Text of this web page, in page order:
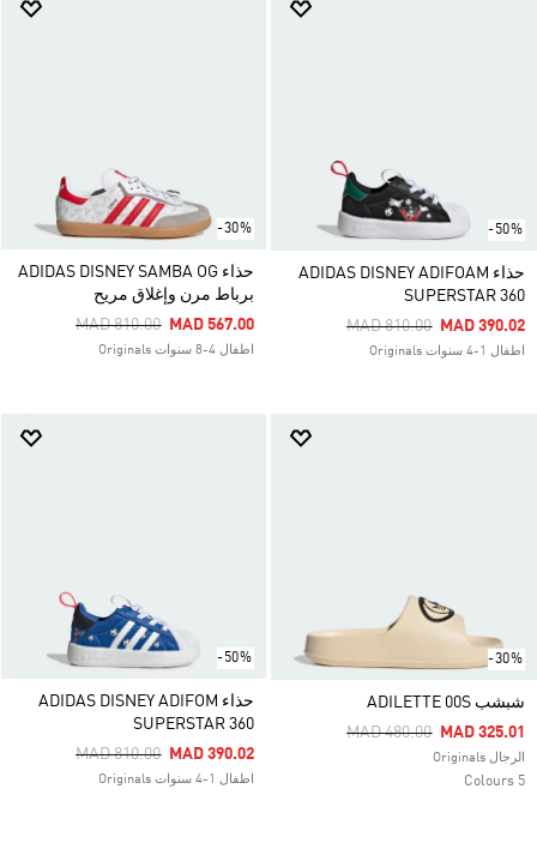
-50%
حذاء ADIDAS DISNEY ADIFOAM
SUPERSTAR 360
Price Reduced From
MAD 810.00ToMAD 390.02
اطفال 1-4 سنوات Originals
-30%
حذاء ADIDAS DISNEY SAMBA OG
برباط مرن وإغلاق مريح
Price Reduced From
MAD 810.00ToMAD 567.00
اطفال 4-8 سنوات Originals
-30%
شبشب ADILETTE 00S
Price Reduced From
MAD 480.00ToMAD 325.01
الرجال Originals
5 Colours
-50%
حذاء ADIDAS DISNEY ADIFOM
SUPERSTAR 360
Price Reduced From
MAD 810.00ToMAD 390.02
اطفال 1-4 سنوات Originals